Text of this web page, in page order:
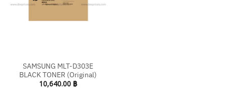
SAMSUNG MLT-D303E
BLACK TONER (Original)
10,640.00 ฿